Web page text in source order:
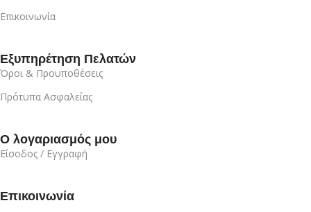
Επικοινωνία
Εξυπηρέτηση Πελατών
Όροι & Προυποθέσεις
Πρότυπα Ασφαλείας
Ο λογαριασμός μου
Είσοδος / Εγγραφή
Επικοινωνία